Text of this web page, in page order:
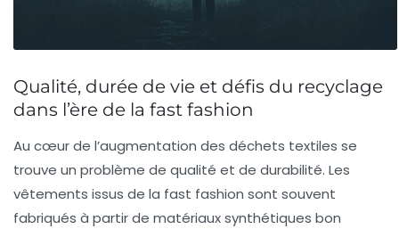
Qualité, durée de vie et défis du recyclage
dans l’ère de la fast fashion
Au cœur de l’augmentation des déchets textiles se
trouve un problème de qualité et de durabilité. Les
vêtements issus de la fast fashion sont souvent
fabriqués à partir de matériaux synthétiques bon